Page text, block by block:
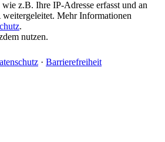
z.B. Ihre IP-Adresse erfasst und an
Mehr Informationen
.
nutzen.
· Barrierefreiheit